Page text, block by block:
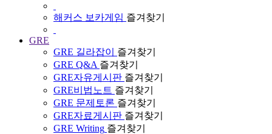
해커스 보카게임 즐겨찾기
GRE
GRE 길라잡이
즐겨찾기
GRE Q&A 즐겨찾기
GRE자유게시판 즐겨찾기
GRE비법노트 즐겨찾기
GRE 문제토론 즐겨찾기
GRE자료게시판 즐겨찾기
GRE Writing 즐겨찾기